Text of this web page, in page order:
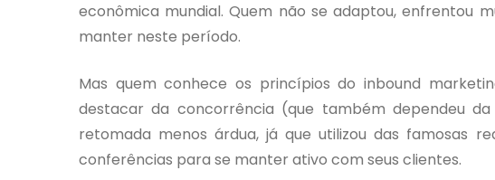
econômica mundial. Quem não se adaptou, enfrentou
manter neste período.
Mas quem conhece os princípios do inbound
destacar da concorrência (que também dependeu
retomada menos árdua, já que utilizou das famosas
conferências para se manter ativo com seus clientes.